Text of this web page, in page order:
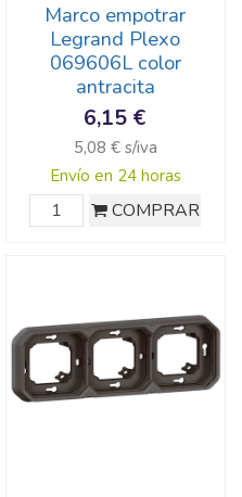
Marco empotrar
Legrand Plexo
069606L color
antracita
6,15 €
5,08 € s/iva
Envío en 24 horas
COMPRAR